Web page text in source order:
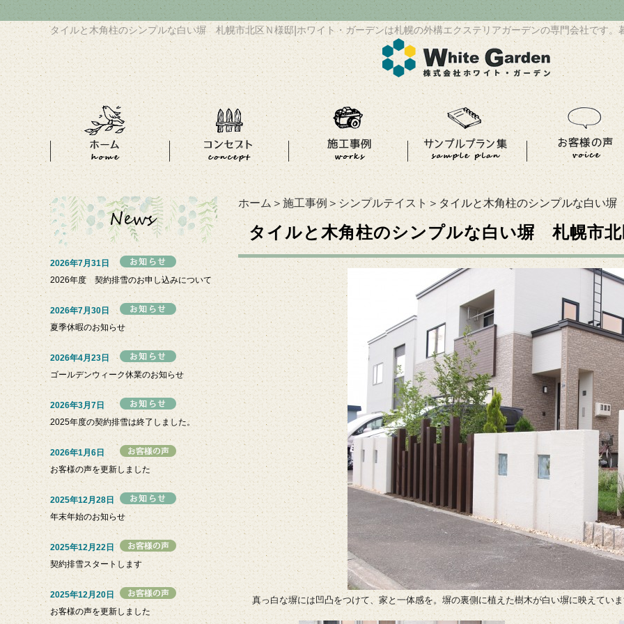
タイルと木角柱のシンプルな白い塀 札幌市北区Ｎ様邸 ホワイト・ガーデンは札幌の外構エクステリアガーデンの専門会社です
ホーム＞ 施工事例＞シンプルテイスト＞タイルと木角柱のシンプルな白い
タイルと木角柱のシンプルな白い塀 札幌市北
真っ白な塀には凹凸をつけて、家と一体感を。塀の裏側に植えた樹木が白い塀に映えてい
2026年7月31日
2026年度 契約排雪のお申し込みについて
2026年7月30日
夏季休暇のお知らせ
2026年4月23日
ゴールデンウィーク休業のお知らせ
2026年3月7日
2025年度の契約排雪は終了しました。
2026年1月6日
お客様の声を更新しました
2025年12月28日
年末年始のお知らせ
2025年12月22日
契約排雪スタートします
2025年12月20日
お客様の声を更新しました